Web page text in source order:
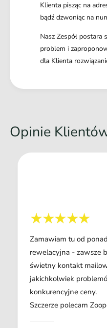
Klienta pisząc na
bądź dzwoniąc na
Nasz Zespół postara
problem i
dla Klienta
Opinie
Zamawiam tu od
rewelacyjna - zawsze
świetny kontakt
jakichkolwiek
konkurencyjne ceny.
Szczerze polecam